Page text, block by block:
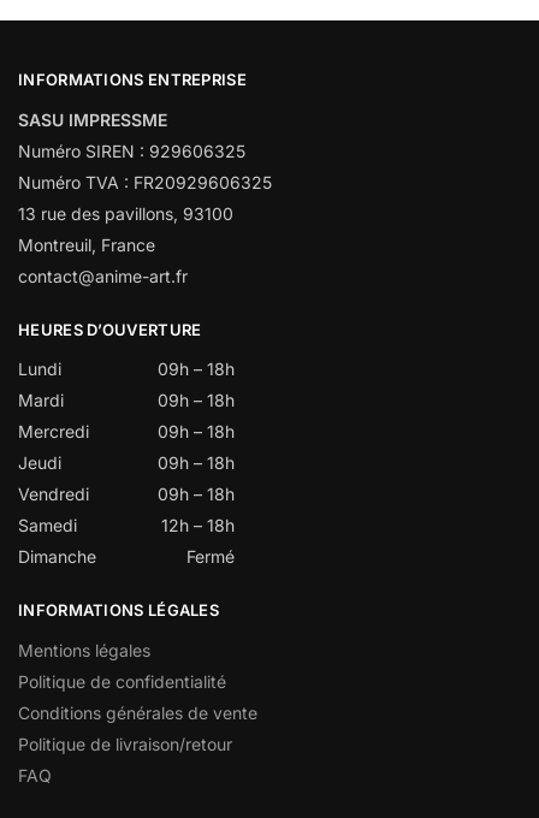
INFORMATIONS ENTREPRISE
SASU IMPRESSME
Numéro SIREN : 929606325
Numéro TVA : FR20929606325
13 rue des pavillons, 93100
Montreuil, France
contact@anime-art.fr
HEURES D’OUVERTURE
Lundi
09h – 18h
Mardi
09h – 18h
Mercredi
09h – 18h
Jeudi
09h – 18h
Vendredi
09h – 18h
Samedi
12h – 18h
Dimanche
Fermé
INFORMATIONS LÉGALES
Mentions légales
Politique de confidentialité
Conditions générales de vente
Politique de livraison/retour
FAQ